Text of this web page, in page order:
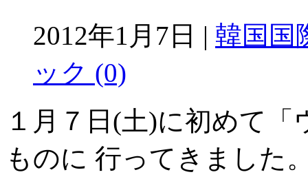
2012年1月7日 | 韓国国
ック (0)
１月７日(土)に初めて
ものに 行ってきました